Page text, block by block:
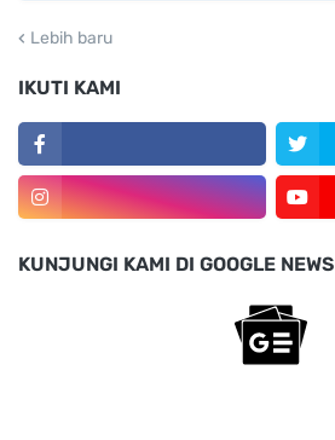
Lebih baru
IKUTI KAMI
KUNJUNGI KAMI DI GOOGLE NEWS